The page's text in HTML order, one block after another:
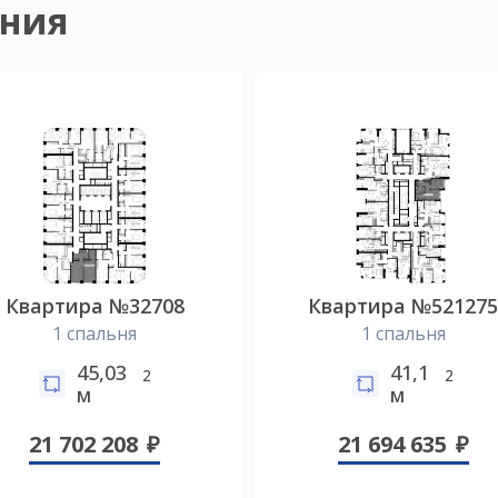
Квартира №32708
1 спальня
45,03
м
2
21 702 208
Квартира №521275
1 спальня
41,1
м
2
21 694 635